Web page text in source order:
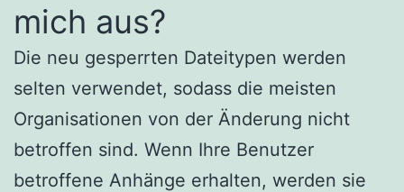
mich aus?
Die neu gesperrten Dateitypen werden
selten verwendet, sodass die meisten
Organisationen von der Änderung nicht
betroffen sind. Wenn Ihre Benutzer
betroffene Anhänge erhalten, werden sie